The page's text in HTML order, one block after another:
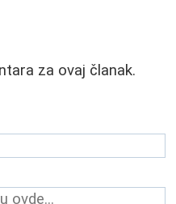
za ovaj članak.